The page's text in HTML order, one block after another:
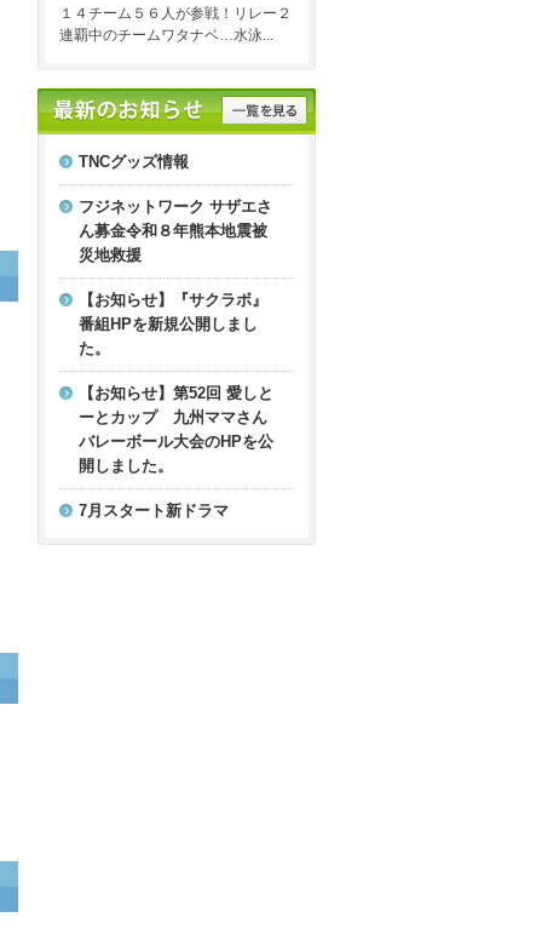
１４チーム５６人が参戦！リレー２
連覇中のチームワタナベ…水泳...
TNCグッズ情報
フジネットワーク サザエさ
ん募金令和８年熊本地震被
災地救援
【お知らせ】『サクラボ』
番組HPを新規公開しまし
た。
【お知らせ】第52回 愛しと
ーとカップ 九州ママさん
バレーボール大会のHPを公
開しました。
7月スタート新ドラマ